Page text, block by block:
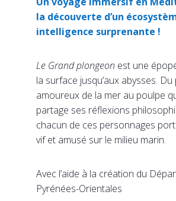
la découverte d’un
intelligence surprenante !
Le Grand plongeon est une
la surface jusqu’aux abysses.
amoureux de la mer au poulpe
partage ses réflexions
chacun de ces personnages
vif et amusé sur le milieu marin.
Avec l’aide à la création du
Pyrénées-Orientales